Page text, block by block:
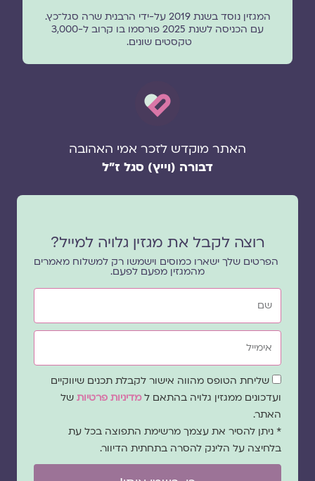
המגזין נוסד בשנת 2019 על-ידי הרבנית שרה סגל־כץ.
עם הכניסה לשנת 2025 פורסמו בו קרוב ל-3,000
טקסטים שונים.
האתר מוקדש לזכר אמי האהובה
דבורה (וייץ) סגל ז"ל
רוצה לקבל את מגזין גלויה למייל?
הפרטים שלך ישארו כמוסים וישמשו רק למשלוח מאמרים
מהמגזין מפעם לפעם.
שם
אימייל
שדה
הסכמה
שליחת הטופס מהווה אישור לקבלת תכנים שיווקיים
ועדכונים ממגזין גלויה בהתאם למדיניות פרטיות של
האתר.
* ניתן להסיר את עצמך מרשימת התפוצה בכל עת
בלחיצה על הלינק להסרה בתחתית הדיוור.